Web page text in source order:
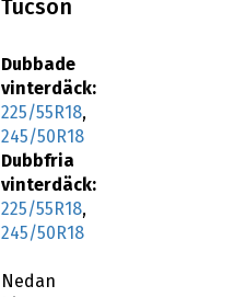
vinterdäck:
225/55R18,
245/50R18
Dubbfria
vinterdäck:
225/55R18,
245/50R18
hittar